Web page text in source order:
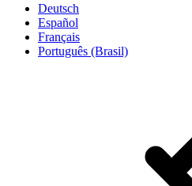
Deutsch
Español
Français
Português (Brasil)